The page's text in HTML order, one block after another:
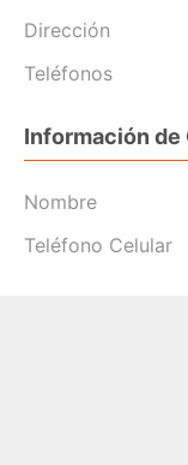
Dirección
Teléfonos
Información
Nombre
Teléfono Celular